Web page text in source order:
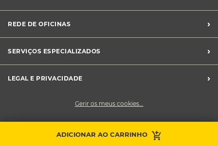
ADICIONAR AO CARRINHO
Canal de Denúncias
Perguntas Frequentes
Sustentabilidade
Notícias Midas
REDE DE OFICINAS ›
SERVIÇOS ESPECIALIZADOS
›
LEGAL E PRIVACIDADE
›
Cookies
Gerir os meus cookies...
Faça uma marcação
Contacte a sua
oficina